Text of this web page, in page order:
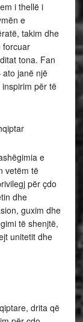
i thellë i
e
takim dhe
forcuar
tona. Fan
ato janë një
për të
e
vetëm të
për çdo
dhe
guxim dhe
të shenjtë,
unitetit dhe
drita që